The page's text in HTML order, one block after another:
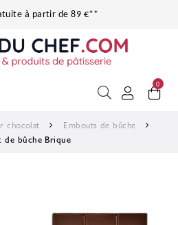
à partir de 89 €**
0
chocolat
Embouts de bûche
de bûche Brique